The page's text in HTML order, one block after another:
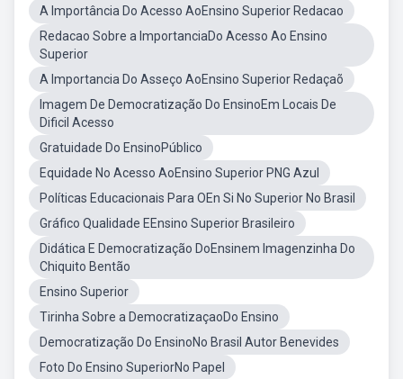
A Importância Do Acesso AoEnsino Superior Redacao
Redacao Sobre a ImportanciaDo Acesso Ao Ensino
Superior
A Importancia Do Asseço AoEnsino Superior Redaçaõ
Imagem De Democratização Do EnsinoEm Locais De
Dificil Acesso
Gratuidade Do EnsinoPúblico
Equidade No Acesso AoEnsino Superior PNG Azul
Políticas Educacionais Para OEn Si No Superior No Brasil
Gráfico Qualidade EEnsino Superior Brasileiro
Didática E Democratização DoEnsinem Imagenzinha Do
Chiquito Bentão
Ensino Superior
Tirinha Sobre a DemocratizaçaoDo Ensino
Democratização Do EnsinoNo Brasil Autor Benevides
Foto Do Ensino SuperiorNo Papel